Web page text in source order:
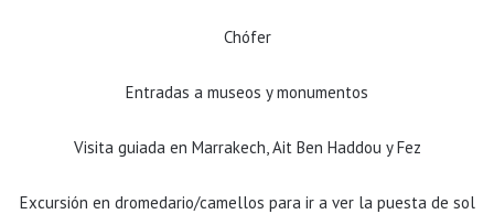
Chófer
Entradas a museos y monumentos
Visita guiada en Marrakech, Ait Ben Haddou y Fez
Excursión en dromedario/camellos para ir a ver la puesta de sol